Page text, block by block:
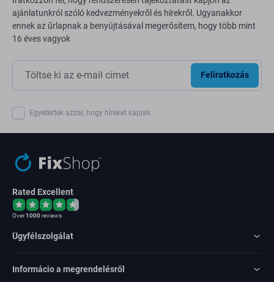
ajánlatunkról szóló kedvezményekről és hírekről. Ugyanakkor
ennek az űrlapnak a benyújtásával megerősítem, hogy több mint
16 éves vagyok
Feliratkozás
Egyetértek azzal, hogy híreket kapjak
Rated Excellent
Over1000reviews
Ügyfélszolgálat
Informácio a megrendelésről